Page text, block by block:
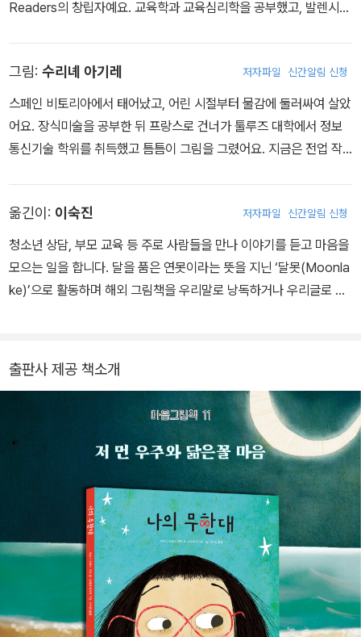
Readers의 창립자예요. 교육학과 교육심리학을 공부했고, 발렌시아
그림: 수리녜 아기레 저자파일 신간알림 신청
스페인 비토리아에서 태어났고, 어린 시절부터 물감에 둘러싸여 살았
어요. 장식미술을 공부한 뒤 프랑스로 건너가 툴루즈 대학에서 정보
통신기술 학위를 취득했고 틈틈이 그림을 그렸어요. 지금은 전업 작
가지고 있어요.
옮긴이: 이숙진 저자파일 신간알림 신청
청소년 상담, 부모 교육 등 주로 사람들을 만나 이야기를 듣고 마음을
모으는 일을 합니다. 달을 품은 연못이라는 뜻을 지닌 ‘달못(Moonla
ke)’으로 활동하며 해외 그림책을 우리말로 낭독하거나 우리글로 옮
출판사 제공 책소개